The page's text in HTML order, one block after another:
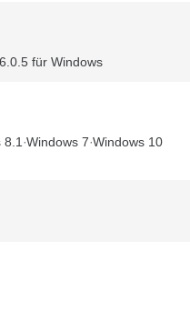
für Windows
8.1 Windows 7 Windows 10